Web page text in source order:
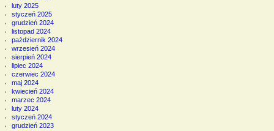
luty 2025
styczeń 2025
grudzień 2024
listopad 2024
październik 2024
wrzesień 2024
sierpień 2024
lipiec 2024
czerwiec 2024
maj 2024
kwiecień 2024
marzec 2024
luty 2024
styczeń 2024
grudzień 2023